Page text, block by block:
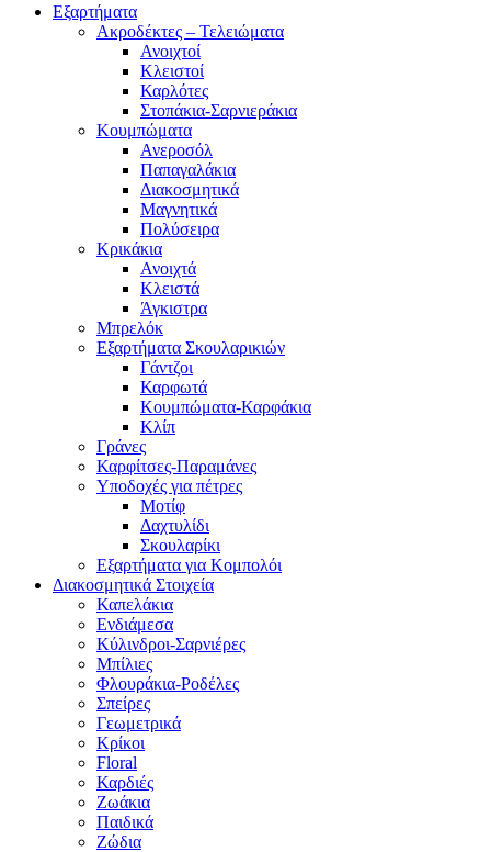
Εξαρτήματα
Ακροδέκτες – Τελειώματα
Ανοιχτοί
Κλειστοί
Καρλότες
Στοπάκια-Σαρνιεράκια
Κουμπώματα
Ανεροσόλ
Παπαγαλάκια
Διακοσμητικά
Μαγνητικά
Πολύσειρα
Κρικάκια
Ανοιχτά
Κλειστά
Άγκιστρα
Μπρελόκ
Εξαρτήματα Σκουλαρικιών
Γάντζοι
Καρφωτά
Κουμπώματα-Καρφάκια
Κλίπ
Γράνες
Καρφίτσες-Παραμάνες
Υποδοχές για πέτρες
Μοτίφ
Δαχτυλίδι
Σκουλαρίκι
Εξαρτήματα για Κομπολόι
Διακοσμητικά Στοιχεία
Καπελάκια
Ενδιάμεσα
Κύλινδροι-Σαρνιέρες
Μπίλιες
Φλουράκια-Ροδέλες
Σπείρες
Γεωμετρικά
Κρίκοι
Floral
Καρδιές
Ζωάκια
Παιδικά
Ζώδια